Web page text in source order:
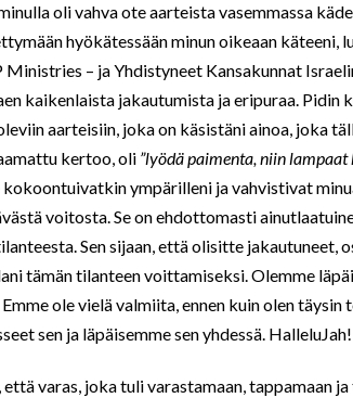
oli vahva ote aarteista vasemmassa
hyökätessään minun oikeaan käteeni,
– ja Yhdistyneet Kansakunnat
kaikenlaista jakautumista ja eripuraa. Pidin
aarteisiin, joka on käsistäni ainoa, joka
kertoo, oli ”lyödä paimenta, niin
kokoontuivatkin ympärilleni ja vahvistivat
voitosta. Se on ehdottomasti
Sen sijaan, että olisitte
tämän tilanteen voittamiseksi. Olemme
ole vielä valmiita, ennen kuin olen
sen ja läpäisemme sen yhdessä. HalleluJah!
varas, joka tuli varastamaan, tappamaan